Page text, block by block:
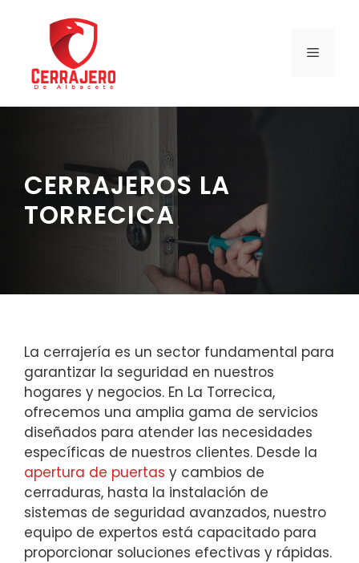
contenido
MENÚ
CERRAJEROS LA
TORRECICA
La cerrajería es un sector fundamental para
garantizar la seguridad en nuestros
hogares y negocios. En La Torrecica,
ofrecemos una amplia gama de servicios
diseñados para atender las necesidades
específicas de nuestros clientes. Desde la
apertura de puertas y cambios de
cerraduras, hasta la instalación de
sistemas de seguridad avanzados, nuestro
equipo de expertos está capacitado para
proporcionar soluciones efectivas y rápidas.